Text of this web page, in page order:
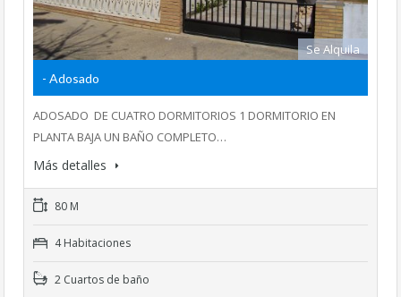
Se Alquila
- Adosado
ADOSADO DE CUATRO DORMITORIOS 1 DORMITORIO EN
PLANTA BAJA UN BAÑO COMPLETO…
Más detalles
80 M
4 Habitaciones
2 Cuartos de baño